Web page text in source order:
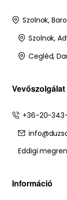
Szolnok,
Szolnok,
Cegléd,
Vevőszolgálat
+36-20-
Eddigi
Információ